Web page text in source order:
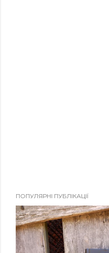
ПОПУЛЯРНІ ПУБЛІКАЦІЇ